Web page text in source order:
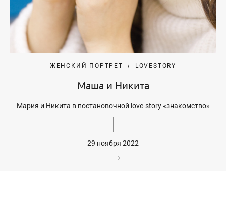
ЖЕНСКИЙ ПОРТРЕТ LOVESTORY
Маша и Никита
Мария и Никита в постановочной love-story «знакомство»
29 ноября 2022